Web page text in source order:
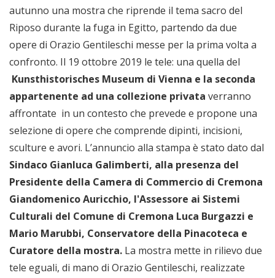
autunno una mostra che riprende il tema sacro del
Riposo durante la fuga in Egitto, partendo da due
opere di Orazio Gentileschi messe per la prima volta a
confronto. Il 19 ottobre 2019 le tele: una quella del
Kunsthistorisches Museum di Vienna e la seconda
appartenente ad una collezione privata verranno
affrontate in un contesto che prevede e propone una
selezione di opere che comprende dipinti, incisioni,
sculture e avori. L’annuncio alla stampa è stato dato dal
Sindaco Gianluca Galimberti, alla presenza del
Presidente della Camera di Commercio di Cremona
Giandomenico Auricchio, l'Assessore ai Sistemi
Culturali del Comune di Cremona Luca Burgazzi e
Mario Marubbi, Conservatore della Pinacoteca e
Curatore della mostra. La mostra mette in rilievo due
tele eguali, di mano di Orazio Gentileschi, realizzate